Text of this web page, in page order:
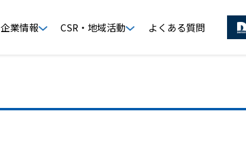
企業情報 CSR・地域活動 よくある質問